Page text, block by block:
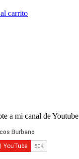
carrito
a mi canal de Youtube